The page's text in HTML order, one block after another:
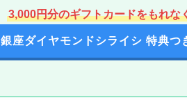
3,000円分のギフトカードをもれな
銀座ダイヤモンドシライシ 特典つ